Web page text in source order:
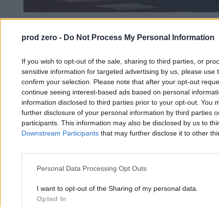
prod zero - Do Not Process My Personal Information
If you wish to opt-out of the sale, sharing to third parties, or
sensitive information for targeted advertising by us, please use
confirm your selection. Please note that after your opt-out
continue seeing interest-based ads based on personal
information disclosed to third parties prior to your opt-out. You
further disclosure of your personal information by third parties
participants. This information may also be disclosed by us to
Downstream Participants that may further disclose it to other
Personal Data Processing Opt Outs
I want to opt-out of the Sharing of my personal data.
Opted In
Prokuratura wyjaśnia sprawę
Krzysztof Jabłonowski
19.03.2026
Kraj